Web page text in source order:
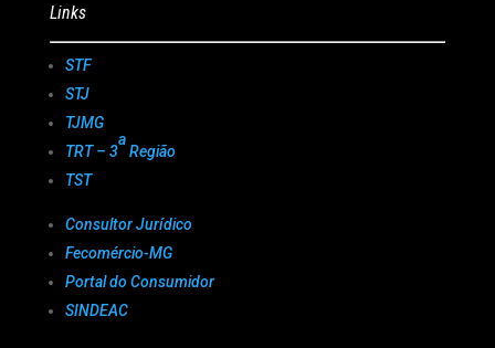
Links
STF
STJ
TJMG
TRT – 3
a
Região
TST
Consultor Jurídico
Fecomércio-MG
Portal do Consumidor
SINDEAC